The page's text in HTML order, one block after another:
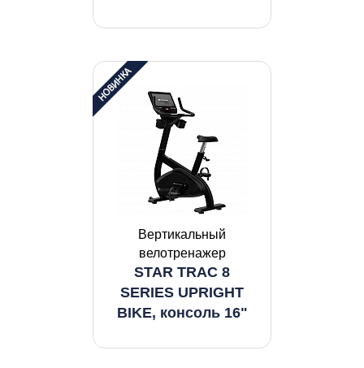
Вертикальный
велотренажер
STAR TRAC 8
SERIES UPRIGHT
BIKE, консоль 16"